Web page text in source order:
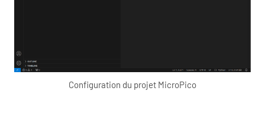
Configuration du projet MicroPico